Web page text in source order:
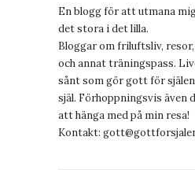
En blogg för att utmana
det stora i det lilla.
Bloggar om friluftsliv,
och annat träningspass.
sånt som gör gott för
själ. Förhoppningsvis även
att hänga med på min resa!
Kontakt: